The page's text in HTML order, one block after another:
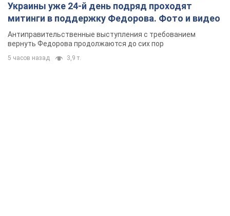
Украины уже 24-й день подряд проходят
митинги в поддержку Федорова. Фото и видео
Антиправительственные выступления с требованием
вернуть Федорова продолжаются до сих пор
5 часов назад 3,9 т.